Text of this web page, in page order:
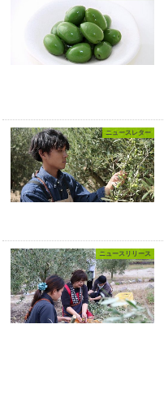
ニュースレター
ニュースリリース